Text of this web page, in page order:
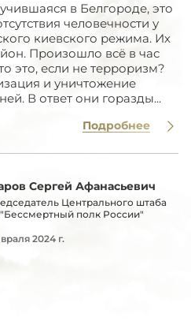
в Белгороде, это
человечности у
киевского режима. Их
Произошло всё в час
это, если не терроризм?
и уничтожение
В ответ они горазды...
Подробнее
Сергей Афанасьевич
Центрального штаба
полк России"
2024 г.